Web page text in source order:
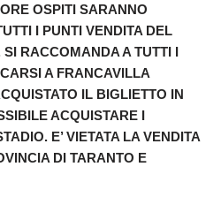
OSPITI SARANNO
I PUNTI VENDITA DEL
RACCOMANDA A TUTTI I
A FRANCAVILLA
IL BIGLIETTO IN
ACQUISTARE I
E’ VIETATA LA VENDITA
DI TARANTO E